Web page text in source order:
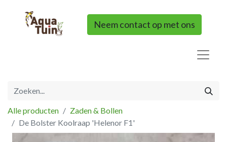
Neem contact op met ons
Alle producten
Zaden & Bollen
De Bolster Koolraap 'Helenor F1'